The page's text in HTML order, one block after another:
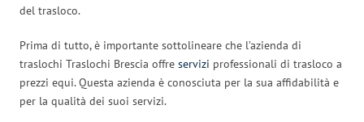
del trasloco.
Prima di tutto, è importante sottolineare che l’azienda di
traslochi Traslochi Brescia offre servizi professionali di trasloco a
prezzi equi. Questa azienda è conosciuta per la sua affidabilità e
per la qualità dei suoi servizi.